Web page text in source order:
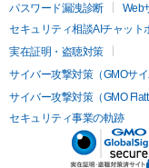
パスワード漏洩診断
Web
セキュリティ相談AIチャット
実在証明・盗聴対策
サイバー攻撃対策（GMOサ
サイバー攻撃対策（GMO Flatt
セキュリティ事業の軌跡